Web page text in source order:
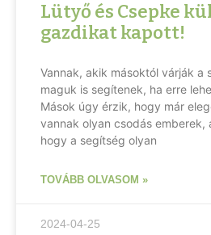
Lütyő és Csepke
gazdikat kapott!
Vannak, akik másoktól várják a
maguk is segítenek, ha erre
Mások úgy érzik, hogy már
vannak olyan csodás emberek,
hogy a segítség olyan
TOVÁBB OLVASOM »
2024-04-25